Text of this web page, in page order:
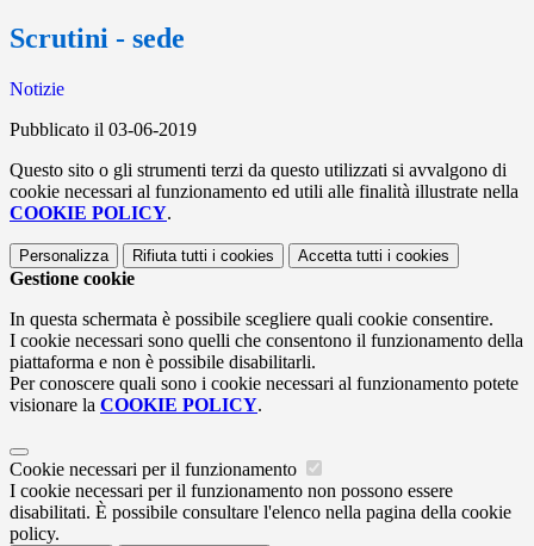
Scrutini - sede
Notizie
Pubblicato il 03-06-2019
Questo sito o gli strumenti terzi da questo utilizzati si avvalgono di
cookie necessari al funzionamento ed utili alle finalità illustrate nella
COOKIE POLICY.
Personalizza Rifiuta tutti i cookies Accetta tutti i cookies
Gestione cookie
In questa schermata è possibile scegliere quali cookie consentire.
I cookie necessari sono quelli che consentono il funzionamento della
piattaforma e non è possibile disabilitarli.
Per conoscere quali sono i cookie necessari al funzionamento potete
visionare la COOKIE POLICY.
Cookie necessari per il funzionamento
I cookie necessari per il funzionamento non possono essere
disabilitati. È possibile consultare l'elenco nella pagina della cookie
policy.